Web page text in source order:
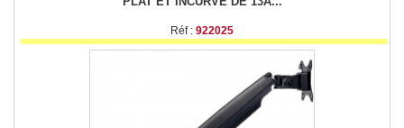
Réf : 922025